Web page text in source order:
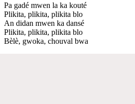
Pa gadé mwen la ka kouté
Plikita, plikita, plikita blo
An didan mwen ka dansé
Plikita, plikita, plikita blo
Bèlè, gwoka, chouval bwa